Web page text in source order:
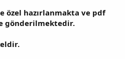
özel hazırlanmakta ve pdf
gönderilmektedir.